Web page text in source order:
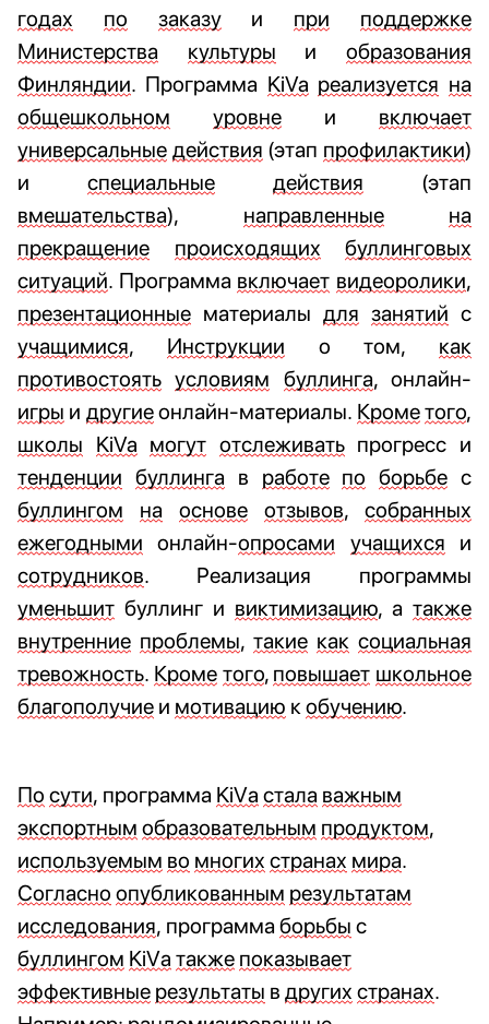
годах
по заказуи при
поддержке
Министерства
культуры иобразования
Финляндии. Программа KiVa реализуется на
общешкольном
уровне и включает
универсальные действия (этап профилактики)
и специальные действия (этап
вмешательства), направленные
на
прекращение
происходящих
буллинговых
ситуаций. Программа включает видеоролики,
презентационные материалы для занятий с
учащимися, Инструкции о том, как
противостоять условиям буллинга, онлайн-
игры и другиеонлайн-материалы. Крометого,
школы KiVa могут отслеживатьпрогресс и
тенденции буллинга в работе по борьбе с
буллингом
на основе отзывов, собранных
ежегодными онлайн-опросами учащихся и
сотрудников. Реализация программы
уменьшит буллинг и виктимизацию, а также
внутренние проблемы, такие как социальная
тревожность. Кроме того, повышает школьное
благополучие и мотивацию кобучению.
По сути, программа KiVa стала важным
экспортным образовательным продуктом
используемым во многих странах мира
Согласно опубликованным результатам
исследования, программа борьбы
буллингом KiVa также показывает
эффективные результаты в других странах